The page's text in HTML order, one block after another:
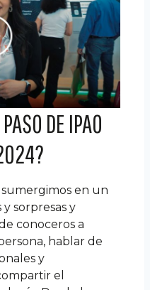
DE IPAO
en un
sorpresas y
conoceros a
hablar de
y
el